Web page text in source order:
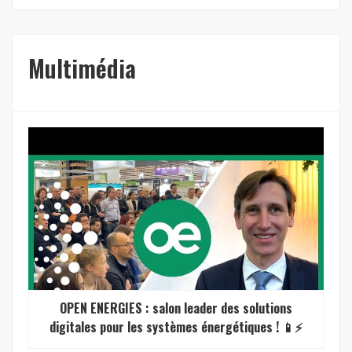
Multimédia
OPEN ENERGIES : salon leader des solutions
digitales pour les systèmes énergétiques ! 📱⚡